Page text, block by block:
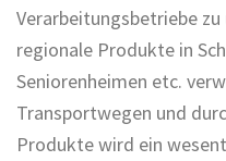
Verarbeitungsbetriebe
regionale Produkte in
Seniorenheimen etc.
Transportwegen und
Produkte wird ein